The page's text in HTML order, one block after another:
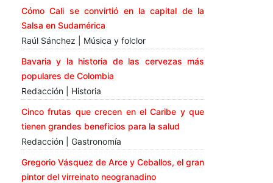
Cómo Cali se convirtió en la capital de la
Salsa en Sudamérica
Raúl Sánchez | Música y folclor
Bavaria y la historia de las cervezas más
populares de Colombia
Redacción | Historia
Cinco frutas que crecen en el Caribe y que
tienen grandes beneficios para la salud
Redacción | Gastronomía
Gregorio Vásquez de Arce y Ceballos, el gran
pintor del virreinato neogranadino